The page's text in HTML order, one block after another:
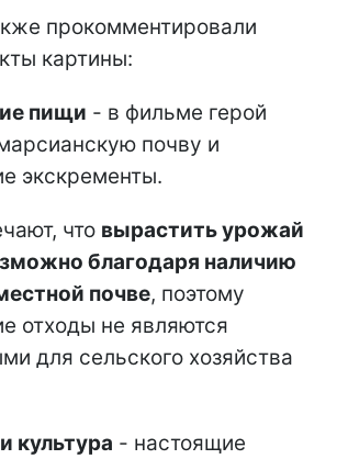
прокомментировали
картины:
пищи - в фильме герой
почву и
экскременты.
что вырастить урожай
благодаря наличию
почве, поэтому
отходы не являются
для сельского хозяйства
культура - настоящие